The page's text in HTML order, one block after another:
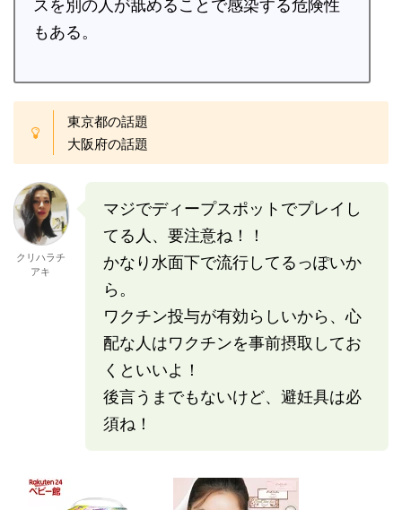
スを別の人が舐めることで感染する危険性
もある。
東京都の話題
大阪府の話題
クリハラチ
アキ
マジでディープスポットでプレイし
てる人、要注意ね！！
かなり水面下で流行してるっぽいか
ら。
ワクチン投与が有効らしいから、心
配な人はワクチンを事前摂取してお
くといいよ！
後言うまでもないけど、避妊具は必
須ね！